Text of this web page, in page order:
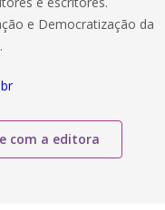
e Democratização da
com a editora